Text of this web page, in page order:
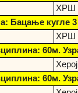
ХРШ
Бацање кугле 3
ХРШ
60м.
60м.